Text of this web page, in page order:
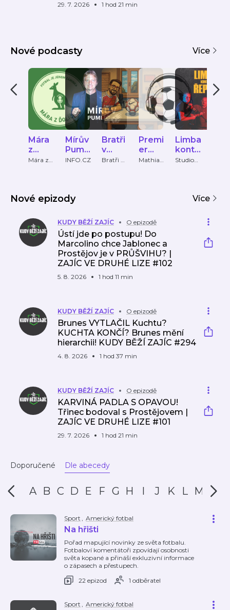
29. 7. 2026 1 hod 21 min
Nové podcasty Více
Mára
z
Ďolíčk
Mára z
Mírův
Pumlí
č
INFO.CZ
Bratři
v
ofsaj
Bratři v
Premi
er
Leag
du
Mathias
Limba
kontr
a
Studio
Nové epizody Více
KUDY BĚŽÍ ZAJÍC O epizodě
Ústí jde po postupu! Do
Marcolino chce Jablonec a
Prostějov je v PRŮŠVIHU? |
ZAJÍC VE DRUHÉ LIZE #102
5. 8. 2026 1 hod 11 min
KUDY BĚŽÍ ZAJÍC O epizodě
Brunes VYTLAČIL Kuchtu?
KUCHTA KONČÍ? Brunes mění
hierarchii! KUDY BĚŽÍ ZAJÍC #294
4. 8. 2026 1 hod 37 min
KUDY BĚŽÍ ZAJÍC O epizodě
KARVINÁ PADLA S OPAVOU!
Třinec bodoval s Prostějovem |
ZAJÍC VE DRUHÉ LIZE #101
29. 7. 2026 1 hod 21 min
Doporučené Dle abecedy
A B C D E F G H I J K L M N
Sport , Americký fotbal
Na hřišti
Pořad mapující novinky ze světa fotbalu.
Fotbaloví komentátoři zpovídají osobnosti
světa kopané a přináší exkluzivní informace
o zápasech a přestupech.
22 epizod
1 odběratel
Sport , Americký fotbal